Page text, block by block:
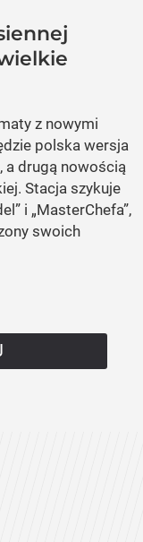
z nowymi
polska wersja
a drugą nowością
Stacja szykuje
i „MasterChefa”,
swoich